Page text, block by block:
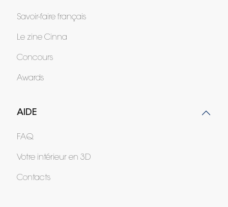
Savoir-faire français
Le zine Cinna
Concours
Awards
AIDE
FAQ
Votre intérieur en 3D
Contacts